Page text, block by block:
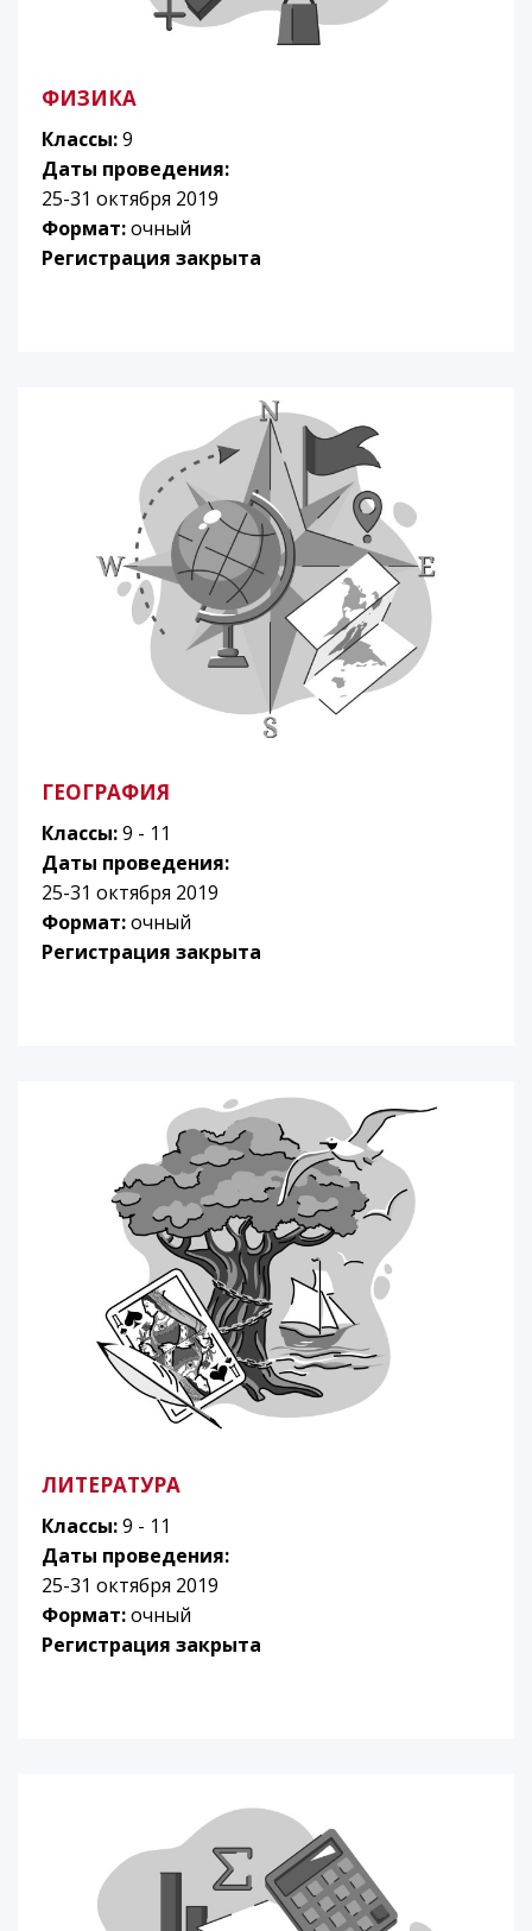
ФИЗИКА
Классы:9
Даты проведения:
25-31 октября 2019
Формат:очный
Регистрация закрыта
ГЕОГРАФИЯ
Классы:9 - 11
Даты проведения:
25-31 октября 2019
Формат:очный
Регистрация закрыта
ЛИТЕРАТУРА
Классы:9 - 11
Даты проведения:
25-31 октября 2019
Формат:очный
Регистрация закрыта